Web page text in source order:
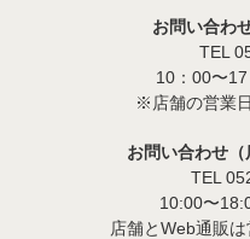
お問い合わ
TEL
10：00〜17
※店舗の営業
お問い合わせ（
TEL
10:00〜
店舗とWeb通販は